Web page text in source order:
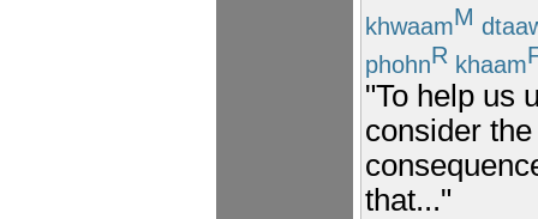
khwaamM
phohnR khaam
"To help us
consider
that..."